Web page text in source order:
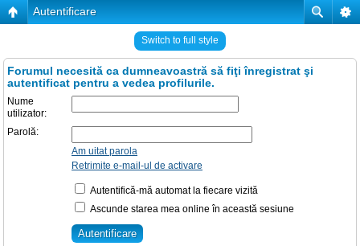
Autentificare
Switch to full style
Forumul necesită ca dumneavoastră să fiţi înregistrat şi
autentificat pentru a vedea profilurile.
Nume
utilizator:
Parolă:
Am uitat parola
Retrimite e-mail-ul de activare
Autentifică-mă automat la fiecare vizită
Ascunde starea mea online în această sesiune